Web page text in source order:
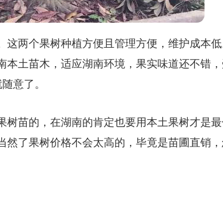
两个果树种植方便且管理方便，维护成本低
本土苗木，适应湖南环境，果实味道还不错
意了。
苗的，在湖南的肯定也要用本土果树才是
了果树价格不会太高的，毕竟是苗圃直销